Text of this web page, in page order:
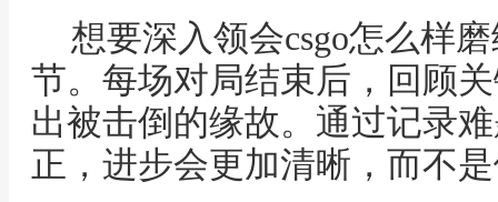
想要深入领会csgo怎么样
节。每场对局结束后，回顾
出被击倒的缘故。通过记录
正，进步会更加清晰，而不